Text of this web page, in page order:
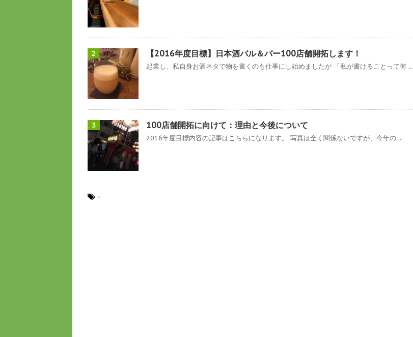
2 【2016年度目標】日本酒バル＆バー100店舗開拓します！
起業し、私自身お酒ネタで物を書くのも仕事にし始めましたが 「私が書けることって何 ...
3 100店舗開拓に向けて：理由と今後について
2016年度目標内容の記事はこちらになります。 写真は全く関係ないですが、今年の ...
-